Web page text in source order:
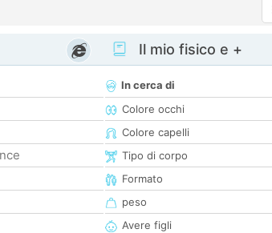
Il mio fisico e +
In cerca di
Colore occhi
Colore capelli
Tipo di corpo
Formato
peso
Avere figli